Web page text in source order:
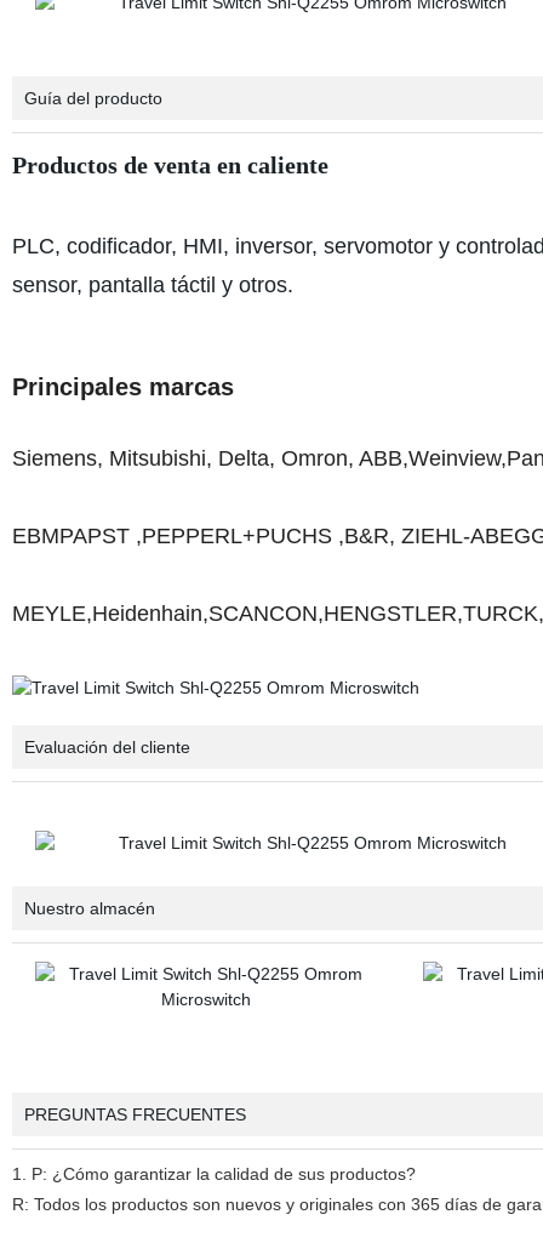
Guía del producto
Productos de venta en caliente
PLC, codificador, HMI, inversor, servomotor y
sensor, pantalla táctil y otros.
Principales marcas
Siemens, Mitsubishi, Delta, Omron,
EBMPAPST ,PEPPERL+PUCHS ,B&R, ZIEHL-
Evaluación del cliente
Nuestro almacén
PREGUNTAS FRECUENTES
1. P: ¿Cómo garantizar la calidad de sus productos?
R: Todos los productos son nuevos y originales con 365 días de